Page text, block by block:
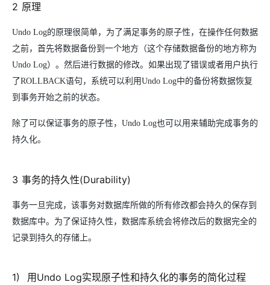
2 原理
Undo Log的原理很简单，为了满足事务的原子性，在操作任何数据
之前，首先将数据备份到一个地方（这个存储数据备份的地方称为
Undo Log）。然后进行数据的修改。如果出现了错误或者用户执行
了ROLLBACK语句，系统可以利用Undo Log中的备份将数据恢复
到事务开始之前的状态。
除了可以保证事务的原子性，Undo Log也可以用来辅助完成事务的
持久化。
3 事务的持久性(Durability)
事务一旦完成，该事务对数据库所做的所有修改都会持久的保存到
数据库中。为了保证持久性，数据库系统会将修改后的数据完全的
记录到持久的存储上。
1) 用Undo Log实现原子性和持久化的事务的简化过程